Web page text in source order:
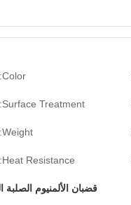
Color:
Surface Treatment:
Weight:
Heat Resistance:
قضبان الألمنيوم الصلبة